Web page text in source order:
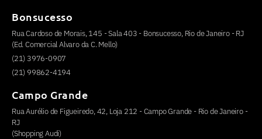
Bonsucesso
Rua Cardoso de Morais, 145 - Sala 403 - Bonsucesso, Rio de Janeiro - RJ
(Ed. Comercial Alvaro da C. Mello)
(21) 3976-0907
(21) 99862-4194
Campo Grande
Rua Aurélio de Figueiredo, 42, Loja 212 - Campo Grande - Rio de Janeiro -
RJ
(Shopping Audi)